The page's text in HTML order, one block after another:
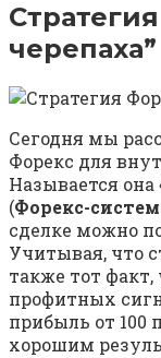
черепаха”
Сегодня мы
Форекс для
Называется она
(Форекс-
сделке можно
Учитывая, что
также тот
профитных
прибыль от 100
хорошим